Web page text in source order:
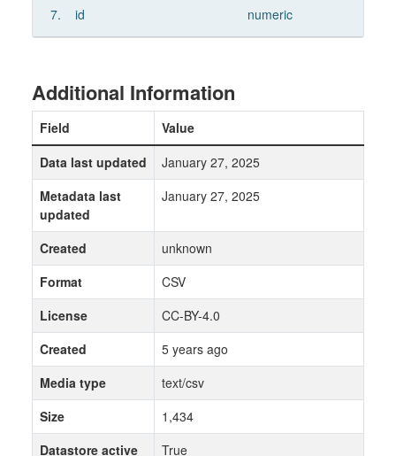
7. id numeric
Additional Information
Field
Value
Data last updated
January 27, 2025
Metadata last
updated
January 27, 2025
Created
unknown
Format
CSV
License
CC-BY-4.0
Created
5 years ago
Media type
text/csv
Size
1,434
Datastore active
True